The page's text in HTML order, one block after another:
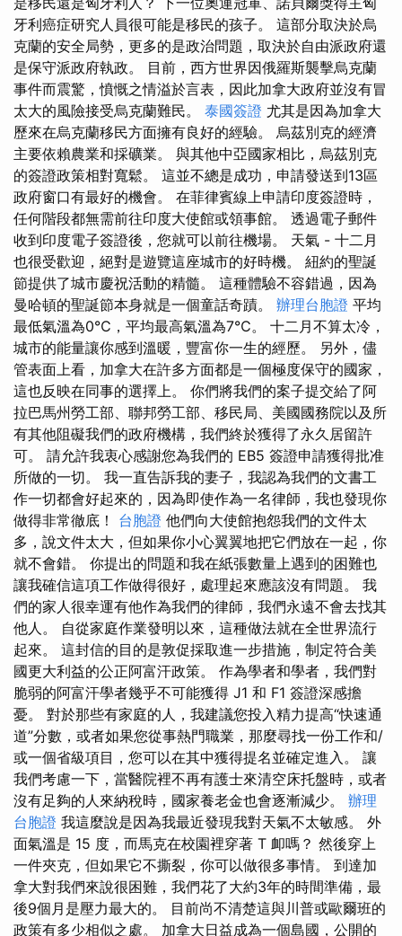
牙利癌症研究人員很可能是移民的孩子。 這部分取決於烏
克蘭的安全局勢，更多的是政治問題，取決於自由派政府還
是保守派政府執政。 目前，西方世界因俄羅斯襲擊烏克蘭
事件而震驚，憤慨之情溢於言表，因此加拿大政府並沒有冒
太大的風險接受烏克蘭難民。 泰國簽證 尤其是因為加拿大
歷來在烏克蘭移民方面擁有良好的經驗。 烏茲別克的經濟
主要依賴農業和採礦業。 與其他中亞國家相比，烏茲別克
的簽證政策相對寬鬆。 這並不總是成功，申請發送到13區
政府窗口有最好的機會。 在菲律賓線上申請印度簽證時，
任何階段都無需前往印度大使館或領事館。 透過電子郵件
收到印度電子簽證後，您就可以前往機場。 天氣 - 十二月
也很受歡迎，絕對是遊覽這座城市的好時機。 紐約的聖誕
節提供了城市慶祝活動的精髓。 這種體驗不容錯過，因為
曼哈頓的聖誕節本身就是一個童話奇蹟。 辦理台胞證 平均
最低氣溫為0℃，平均最高氣溫為7℃。 十二月不算太冷，
城市的能量讓你感到溫暖，豐富你一生的經歷。 另外，儘
管表面上看，加拿大在許多方面都是一個極度保守的國家，
這也反映在同事的選擇上。 你們將我們的案子提交給了阿
拉巴馬州勞工部、聯邦勞工部、移民局、美國國務院以及所
有其他阻礙我們的政府機構，我們終於獲得了永久居留許
可。 請允許我衷心感謝您為我們的 EB5 簽證申請獲得批准
所做的一切。 我一直告訴我的妻子，我認為我們的文書工
作一切都會好起來的，因為即使作為一名律師，我也發現你
做得非常徹底！ 台胞證 他們向大使館抱怨我們的文件太
多，說文件太大，但如果你小心翼翼地把它們放在一起，你
就不會錯。 你提出的問題和我在紙張數量上遇到的困難也
讓我確信這項工作做得很好，處理起來應該沒有問題。 我
們的家人很幸運有他作為我們的律師，我們永遠不會去找其
他人。 自從家庭作業發明以來，這種做法就在全世界流行
起來。 這封信的目的是敦促採取進一步措施，制定符合美
國更大利益的公正阿富汗政策。 作為學者和學者，我們對
脆弱的阿富汗學者幾乎不可能獲得 J1 和 F1 簽證深感擔
憂。 對於那些有家庭的人，我建議您投入精力提高“快速通
道”分數，或者如果您從事熱門職業，那麼尋找一份工作和/
或一個省級項目，您可以在其中獲得提名並確定進入。 讓
我們考慮一下，當醫院裡不再有護士來清空床托盤時，或者
沒有足夠的人來納稅時，國家養老金也會逐漸減少。 辦理
台胞證 我這麼說是因為我最近發現我對天氣不太敏感。 外
面氣溫是 15 度，而馬克在校園裡穿著 T 卹嗎？ 然後穿上
一件夾克，但如果它不撕裂，你可以做很多事情。 到達加
拿大對我們來說很困難，我們花了大約3年的時間準備，最
後9個月是壓力最大的。 目前尚不清楚這與川普或歐爾班的
政策有多少相似之處。 加拿大日益成為一個島國，公開的